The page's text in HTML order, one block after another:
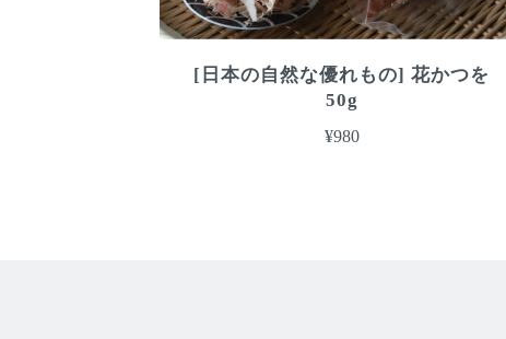
[日本の自然な優れもの] 花かつを
50g
¥980